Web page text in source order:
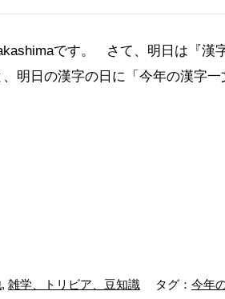
です。 さて、明日は『漢
、明日の漢字の日に「今年の漢字
, 雑学、トリビア、豆知識 タグ： 今年